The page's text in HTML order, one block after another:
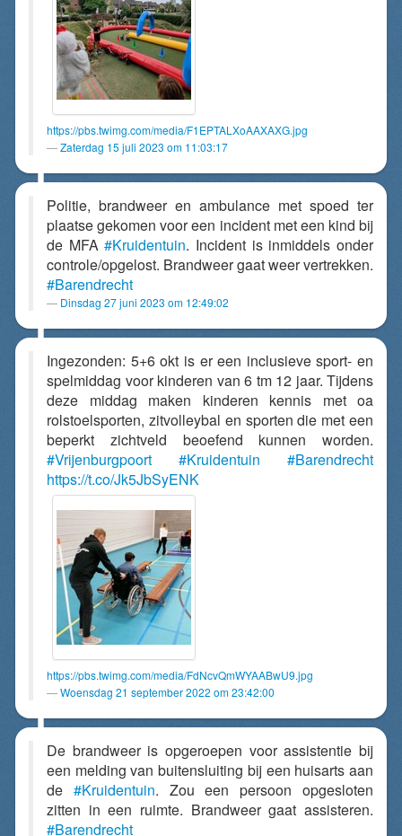
https://pbs.twimg.com/media/F1EPTALXoAAXAXG.jpg
Zaterdag 15 juli 2023 om 11:03:17
Politie, brandweer en ambulance met spoed ter
plaatse gekomen voor een incident met een kind bij
de MFA#Kruidentuin. Incident is inmiddels onder
controle/opgelost. Brandweer gaat weer vertrekken.
#Barendrecht
Dinsdag 27 juni 2023 om 12:49:02
Ingezonden: 5+6 okt is er een inclusieve sport- en
spelmiddag voor kinderen van 6 tm 12 jaar. Tijdens
deze middag maken kinderen kennis met oa
rolstoelsporten, zitvolleybal en sporten die met een
beperkt zichtveld beoefend kunnen worden.
#Vrijenburgpoort
#Kruidentuin
#Barendrecht
https://t.co/Jk5JbSyENK
https://pbs.twimg.com/media/FdNcvQmWYAABwU9.jpg
Woensdag 21 september 2022 om 23:42:00
De brandweer is opgeroepen voor assistentie bij
een melding van buitensluiting bij een huisarts aan
de #Kruidentuin. Zou een persoon opgesloten
zitten in een ruimte. Brandweer gaat assisteren.
#Barendrecht